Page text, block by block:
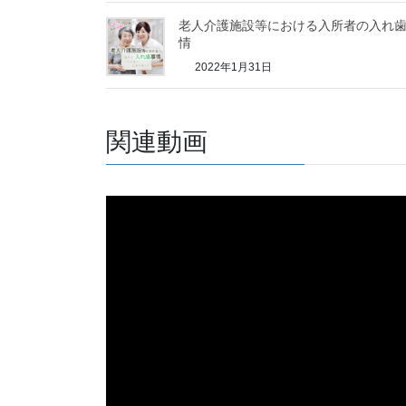
老人介護施設等における入所者の入れ
情
2022年1月31日
関連動画